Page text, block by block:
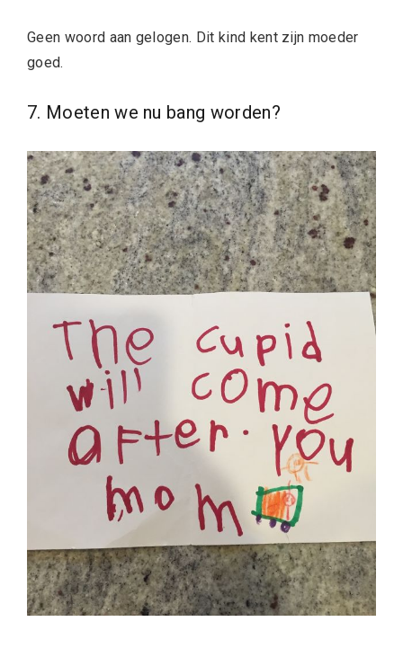
Geen woord aan gelogen. Dit kind kent zijn moeder
goed.
7. Moeten we nu bang worden?